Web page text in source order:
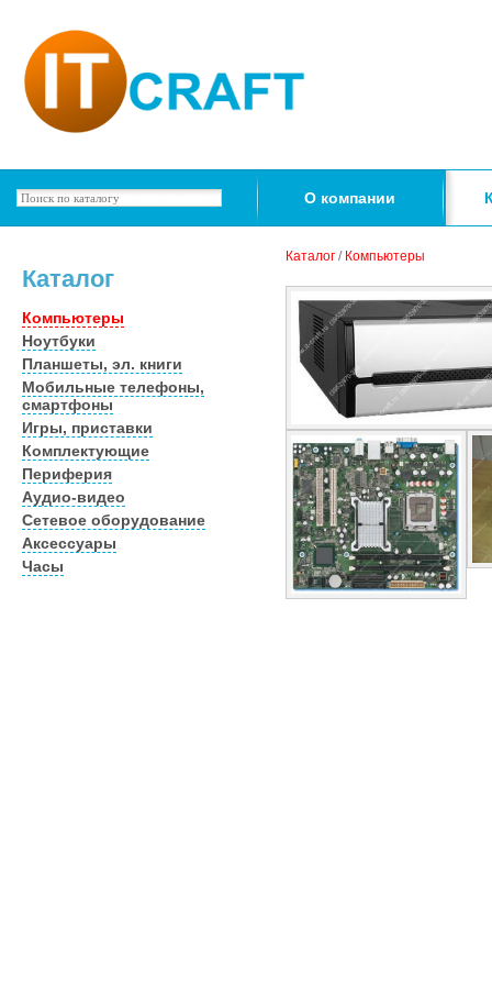
О компании
Каталог
Компьютеры
Ноутбуки
Планшеты, эл. книги
Мобильные телефоны,
смартфоны
Игры, приставки
Комплектующие
Периферия
Аудио-видео
Сетевое оборудование
Аксессуары
Часы
Каталог / Компьютеры